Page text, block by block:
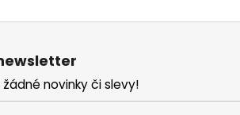
novinky či slevy!